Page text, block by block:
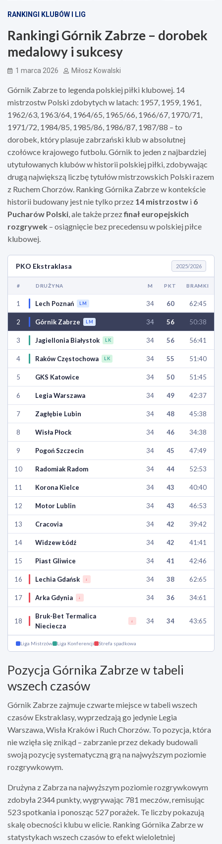
RANKINGI KLUBÓW I LIG
Rankingi Górnik Zabrze – dorobek
medalowy i sukcesy
1 marca 2026 Miłosz Kowalski
Górnik Zabrze to legenda polskiej piłki klubowej. 14
mistrzostw Polski zdobytych w latach: 1957, 1959, 1961,
1962/63, 1963/64, 1964/65, 1965/66, 1966/67, 1970/71,
1971/72, 1984/85, 1985/86, 1986/87, 1987/88 – to
dorobek, który plasuje zabrzański klub w absolutnej
czołówce krajowego futbolu. Górnik to jeden z najbardziej
utytułowanych klubów w historii polskiej piłki, zdobywając
drugą największą liczbę tytułów mistrzowskich Polski razem
z Ruchem Chorzów. Ranking Górnika Zabrze w kontekście
historii budowany jest nie tylko przez 14 mistrzostw i 6
Pucharów Polski, ale także przezfinał europejskich
rozgrywek – osiągnięcie bez precedensu w polskiej piłce
klubowej.
PKO Ekstraklasa 2025/2026
# DRUŻYNA M PKT BRAMKI
1 Lech Poznań LM 34 60 62:45
2 Górnik Zabrze LM 34 56 50:38
3 Jagiellonia Białystok LK 34 56 56:41
4 Raków Częstochowa LK 34 55 51:40
5 GKS Katowice 34 50 51:45
6 Legia Warszawa 34 49 42:37
7 Zagłębie Lubin 34 48 45:38
8 Wisła Płock 34 46 34:38
9 Pogoń Szczecin 34 45 47:49
10 Radomiak Radom 34 44 52:53
11 Korona Kielce 34 43 40:40
12 Motor Lublin 34 43 46:53
13 Cracovia 34 42 39:42
14 Widzew Łódź 34 42 41:41
15 Piast Gliwice 34 41 42:46
16 Lechia Gdańsk ↓ 34 38 62:65
17 Arka Gdynia ↓ 34 36 34:61
18
Bruk-Bet Termalica
Nieciecza
↓ 34 34 43:65
Liga Mistrzów Liga Konferencji Strefa spadkowa
Pozycja Górnika Zabrze w tabeli
wszech czasów
Górnik Zabrze zajmuje czwarte miejsce w tabeli wszech
czasów Ekstraklasy, wyprzedzają go jedynie Legia
Warszawa, Wisła Kraków i Ruch Chorzów. To pozycja, która
nie wzięła się znikąd – zabrzanie przez dekady budowali
swoją pozycję systematyczną grą na najwyższym poziomie
rozgrywkowym.
Drużyna z Zabrza na najwyższym poziomie rozgrywkowym
zdobyła 2344 punkty, wygrywając 781 meczów, remisując
523 spotkania i ponosząc 527 porażek. Te liczby pokazują
skalę obecności klubu w elicie. Ranking Górnika Zabrze w
statystykach wszech czasów to efekt wieloletniej